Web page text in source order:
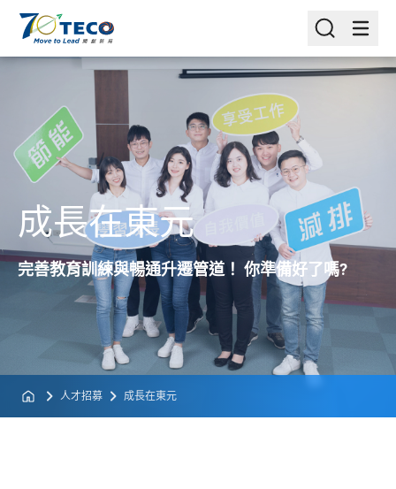
成長在東元
完善教育訓練與暢通升遷管道！ 你準備好了嗎?
人才招募 成長在東元